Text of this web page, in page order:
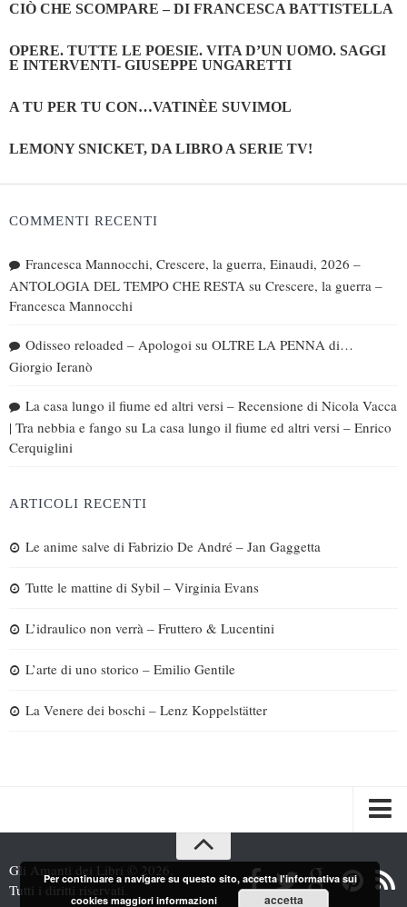
CIÒ CHE SCOMPARE – DI FRANCESCA BATTISTELLA
OPERE. TUTTE LE POESIE. VITA D’UN UOMO. SAGGI
E INTERVENTI- GIUSEPPE UNGARETTI
A TU PER TU CON…VATINÈE SUVIMOL
LEMONY SNICKET, DA LIBRO A SERIE TV!
COMMENTI RECENTI
Francesca Mannocchi, Crescere, la guerra, Einaudi, 2026 –
ANTOLOGIA DEL TEMPO CHE RESTA su Crescere, la guerra –
Francesca Mannocchi
Odisseo reloaded – Apologoi su OLTRE LA PENNA di…
Giorgio Ieranò
La casa lungo il fiume ed altri versi – Recensione di Nicola Vacca
| Tra nebbia e fango su La casa lungo il fiume ed altri versi – Enrico
Cerquiglini
ARTICOLI RECENTI
Le anime salve di Fabrizio De André – Jan Gaggetta
Tutte le mattine di Sybil – Virginia Evans
L’idraulico non verrà – Fruttero & Lucentini
L’arte di uno storico – Emilio Gentile
La Venere dei boschi – Lenz Koppelstätter
Recensioni
Gli Amanti dei Libri © 2026.
Tutti i diritti riservati.
Per continuare a navigare su questo sito, accetta l'informativa sui
cookiesmaggiori informazioni accetta